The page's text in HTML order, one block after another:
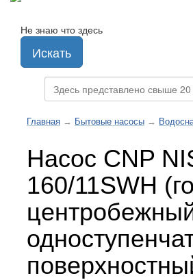
Не знаю что здесь
Искать
Главная → Бытовые насосы →
Насос CNP
160/11SWH